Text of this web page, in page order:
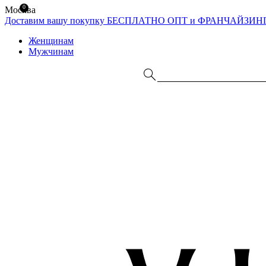
Москва
Доставим вашу покупку БЕСПЛАТНО ОПТ и
Женщинам
Мужчинам
0